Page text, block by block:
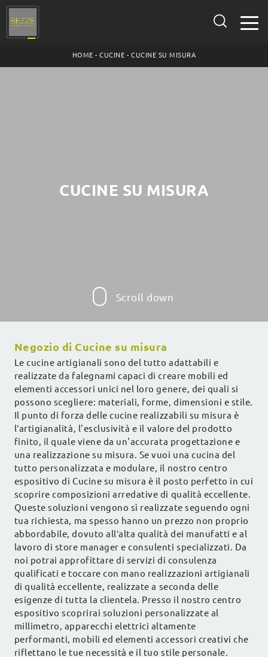
HOME -CUCINE -CUCINE SU MISURA
CUCINE SU MISURA
Scroll down
Negozio di Cucine su misura
Le cucine artigianali sono del tutto adattabili e
realizzate da falegnami capaci di creare mobili ed
elementi accessori unici nel loro genere, dei quali si
possono scegliere: materiali, forme, dimensioni e stile.
Il punto di forza delle cucine realizzabili su misura è
l’artigianalità, l'esclusività e il valore del prodotto
finito, il quale viene da un'accurata progettazione e
una realizzazione su misura. Se vuoi una cucina del
tutto personalizzata e modulare, il nostro centro
espositivo di Cucine su misura è il posto perfetto in cui
scoprire composizioni arredative di qualità eccellente.
Queste soluzioni vengono sì realizzate seguendo ogni
tua richiesta, ma spesso hanno un prezzo non proprio
abbordabile, dovuto all’alta qualità dei manufatti e al
lavoro di store manager e consulenti specializzati. Da
noi potrai approfittare di servizi di consulenza
qualificati e toccare con mano realizzazioni artigianali
di qualità eccellente, realizzate a seconda delle
esigenze di tutta la clientela. Presso il nostro centro
espositivo scoprirai soluzioni personalizzate al
millimetro, apparecchi elettrici altamente
performanti, mobili ed elementi accessori creativi che
riflettano le tue necessità e il tuo stile personale.